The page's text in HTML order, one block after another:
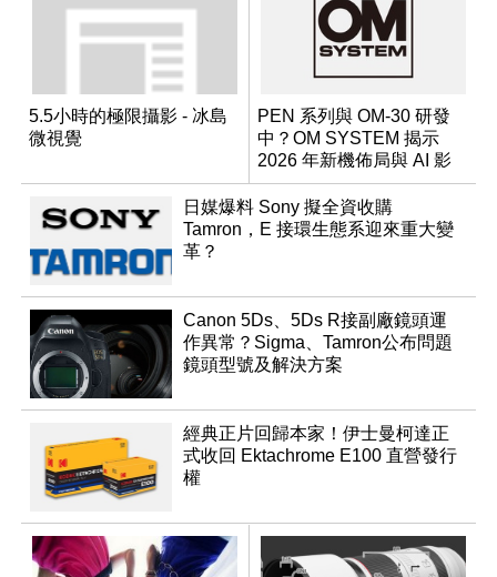
5.5小時的極限攝影 - 冰島
微視覺
PEN 系列與 OM-30 研發
中？OM SYSTEM 揭示
2026 年新機佈局與 AI 影
像藍圖
日媒爆料 Sony 擬全資收購
Tamron，E 接環生態系迎來重大變
革？
Canon 5Ds、5Ds R接副廠鏡頭運
作異常？Sigma、Tamron公布問題
鏡頭型號及解決方案
經典正片回歸本家！伊士曼柯達正
式收回 Ektachrome E100 直營發行
權